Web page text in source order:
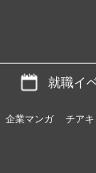
就職イ
企業マンガ チア